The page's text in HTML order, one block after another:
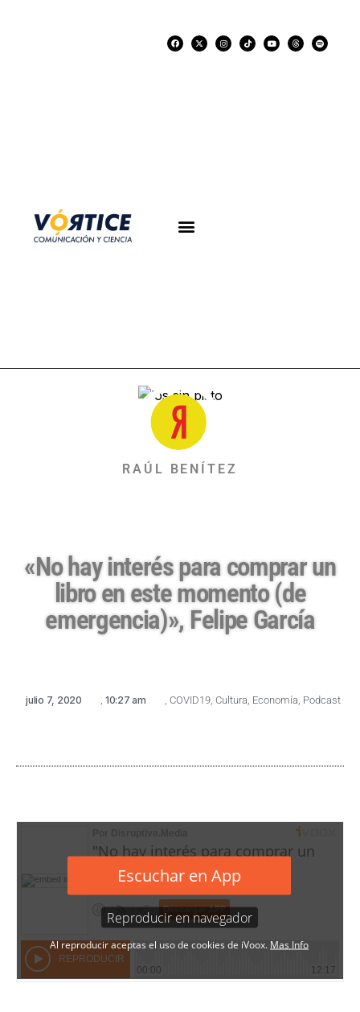
RAÚL BENÍTEZ
«No hay interés para comprar un
libro en este momento (de
emergencia)», Felipe García
julio 7, 2020 , 10:27 am , COVID19, Cultura, Economía, Podcast